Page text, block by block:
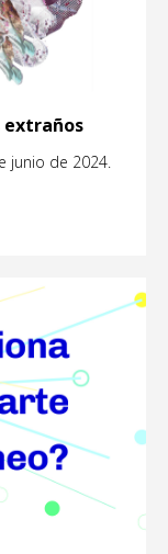
extraños
junio de 2024.